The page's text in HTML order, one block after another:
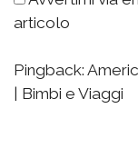
articolo
Pingback:
| Bimbi e Viaggi